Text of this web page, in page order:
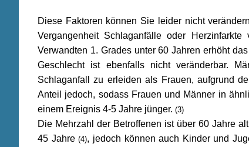
Diese Faktoren können Sie leider nicht
Vergangenheit Schlaganfälle oder
Verwandten 1. Grades unter 60 Jahren erhöht
Geschlecht ist ebenfalls nicht veränderbar.
Schlaganfall zu erleiden als Frauen, aufgrund
Anteil jedoch, sodass Frauen und Männer in
einem Ereignis 4-5 Jahre jünger. (3)
Die Mehrzahl der Betroffenen ist über 60 Jahre
45 Jahre(4), jedoch können auch Kinder und